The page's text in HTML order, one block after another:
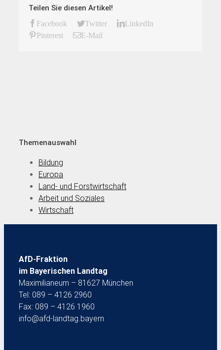
Teilen Sie diesen Artikel!
Facebook Twitter
LinkedIn
Pinterest
E-Mail
Themenauswahl
Bildung
Europa
Land- und Forstwirtschaft
Arbeit und Soziales
Wirtschaft
AfD-Fraktion
im Bayerischen Landtag
Maximilianeum – 81627 München
Tel: 089 – 4126 2960
Fax: 089 – 4126 1960
info@afd-landtag.bayern